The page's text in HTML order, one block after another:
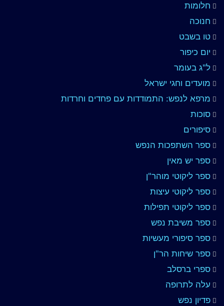
חלומות
חנוכה
טו בשבט
יום כיפור
ל"ג בעומר
מועדים וחגי ישראל
מרפא לנפש: התמודדות עם פחדים וחרדות
סוכות
סיפורים
ספר השתפכות הנפש
ספר יש מאין
ספר ליקוטי מוהר"ן
ספר ליקוטי עיצות
ספר ליקוטי תפילות
ספר משיבת נפש
ספר סיפורי מעשיות
ספר שיחות הר"ן
ספרי ברסלב
עלה לתרופה
פדיון נפש